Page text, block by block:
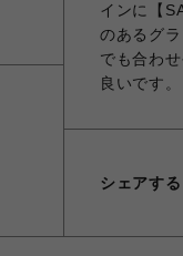
インに【
のあるグ
でも合わ
良いです。
シェアする